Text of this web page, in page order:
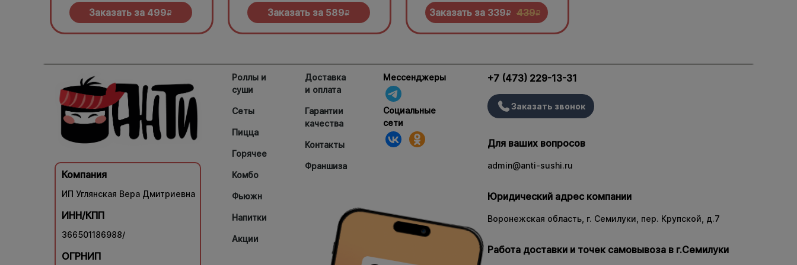
Заказать за 499R Заказать за 589R Заказать за 339R 439R
Компания
ИП Углянская Вера Дмитриевна
ИНН/КПП
366501186988/
ОГРНИП
Роллы и
суши
Сеты
Пицца
Горячее
Комбо
Фьюжн
Напитки
Акции
Доставка
и оплата
Гарантии
качества
Контакты
Франшиза
Мессенджеры
Социальные
сети
+7 (473) 229-13-31
Заказать звонок
Для ваших вопросов
admin@anti-sushi.ru
Юридический адрес компании
Воронежская область, г. Семилуки, пер. Крупской, д.7
Работа доставки и точек самовывоза в г.Семилуки